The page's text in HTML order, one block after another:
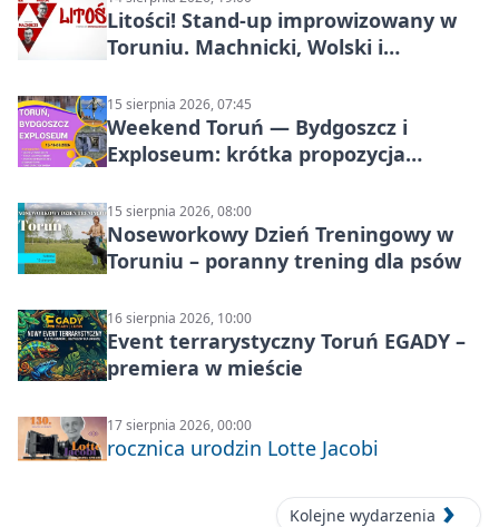
Litości! Stand-up improwizowany w
Toruniu. Machnicki, Wolski i
15 sierpnia 2026, 07:45
Weekend Toruń — Bydgoszcz i
Exploseum: krótka propozycja
15 sierpnia 2026, 08:00
Noseworkowy Dzień Treningowy w
Toruniu – poranny trening dla psów
16 sierpnia 2026, 10:00
Event terrarystyczny Toruń EGADY –
premiera w mieście
17 sierpnia 2026, 00:00
rocznica urodzin Lotte Jacobi
Kolejne wydarzenia